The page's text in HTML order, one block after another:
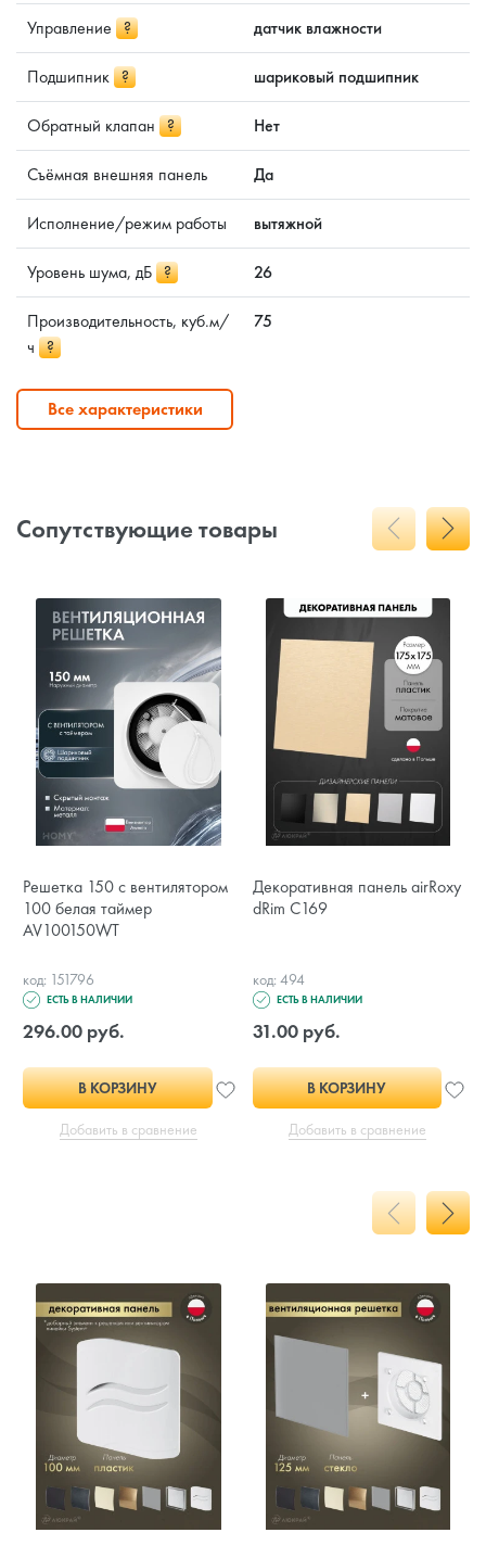
Управление ? датчик влажности
Подшипник ? шариковый подшипник
Обратный клапан ? Нет
Съёмная внешняя панель Да
Исполнение/режим работы вытяжной
Уровень шума, дБ ? 26
Производительность, куб.м/
ч ?
75
Все характеристики
Сопутствующие товары
Решетка 150 с вентилятором
100 белая таймер
AV100150WT
код: 151796
ЕСТЬ В НАЛИЧИИ
296.00 руб.
В КОРЗИНУ
Добавить в сравнение
Декоративная панель airRoxy
dRim C169
код: 494
ЕСТЬ В НАЛИЧИИ
31.00 руб.
В КОРЗИНУ
Добавить в сравнение